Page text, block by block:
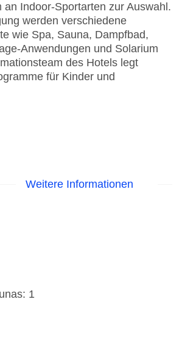
an Indoor-Sportarten zur Auswahl.
werden verschiedene
wie Spa, Sauna, Dampfbad,
Anwendungen und Solarium
des Hotels legt
für Kinder und
Weitere Informationen
1